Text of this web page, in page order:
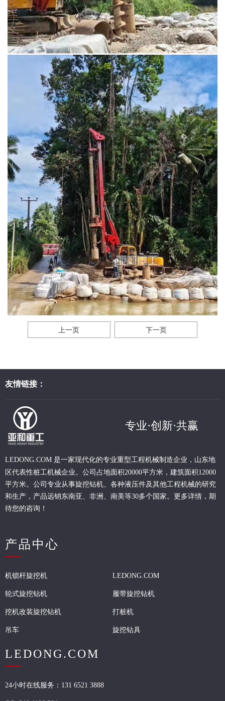
上一页 下一页
友情链接：
专业·创新·共赢
LEDONG.COM 是一家现代化的专业重型工程机械制造企业，山东地
区代表性桩工机械企业。 公司占地面积20000平方米，建筑面积12000
平方米。公司专业从事旋挖钻机、各种液压件及其他工程机械的研究
和生产，产品远销东南亚、非洲、南美等30多个国家。更多详情，期
待您的咨询！
产品中心
机锁杆旋挖机 LEDONG.COM
轮式旋挖钻机 履带旋挖钻机
挖机改装旋挖钻机 打桩机
吊车 旋挖钻具
LEDONG.COM
24小时在线服务：131 6521 3888